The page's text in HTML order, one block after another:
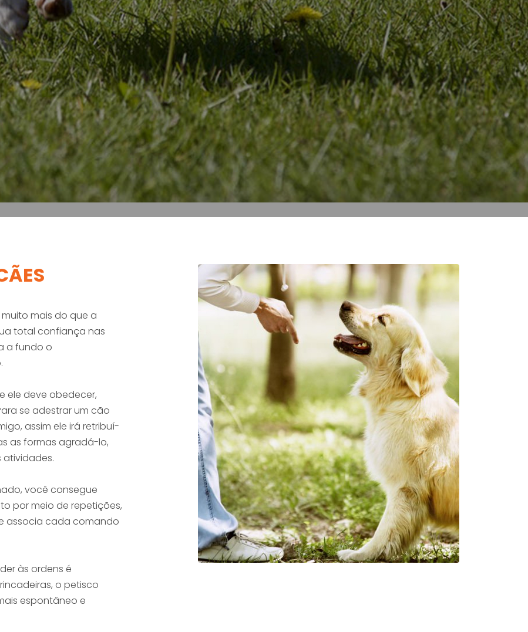
mais do que a
total confiança nas
a fundo o
ele deve obedecer,
se adestrar um cão
assim ele irá retribuí-
as formas agradá-lo,
você consegue
por meio de repetições,
associa cada comando
às ordens é
o petisco
espontâneo e